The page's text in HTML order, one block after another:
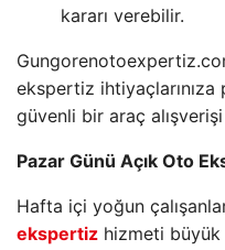
kararı verebilir.
ekspertiz
güvenli bir araç
Pazar Günü Açık Oto
Hafta içi yoğun
ekspertiz hizmeti